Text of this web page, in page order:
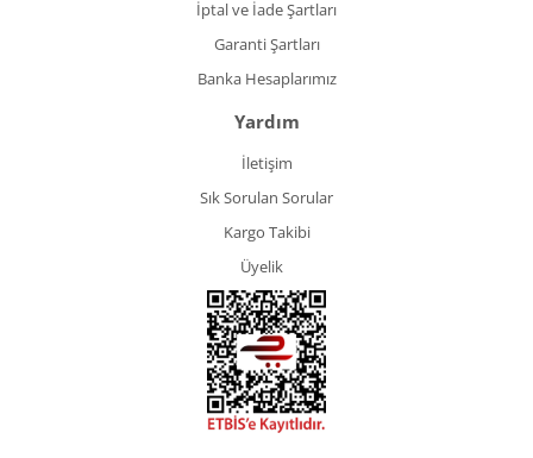
İptal ve İade Şartları
Garanti Şartları
Banka Hesaplarımız
Yardım
İletişim
Sık Sorulan Sorular
Kargo Takibi
Üyelik